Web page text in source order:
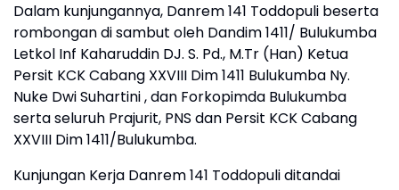
Dalam kunjungannya, Danrem 141 Toddopuli beserta
rombongan di sambut oleh Dandim 1411/ Bulukumba
Letkol Inf Kaharuddin DJ. S. Pd., M.Tr (Han) Ketua
Persit KCK Cabang XXVIII Dim 1411 Bulukumba Ny.
Nuke Dwi Suhartini , dan Forkopimda Bulukumba
serta seluruh Prajurit, PNS dan Persit KCK Cabang
XXVIII Dim 1411/Bulukumba.
Kunjungan Kerja Danrem 141 Toddopuli ditandai